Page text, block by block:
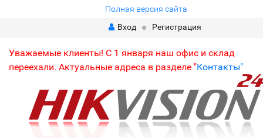
Полная версия сайта
Вход
Регистрация
Уважаемые клиенты! С 1 января наш офис и склад
переехали. Актуальные адреса в разделе "Контакты"